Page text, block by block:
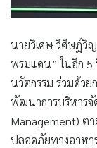
นายวิเศษ วิศิษฏ์วิ
พรมแดน” ในอีก 5
นวัตกรรม ร่วมด้วย
พัฒนาการบริหารจั
Management) ต
ปลอดภัยทางอาหา